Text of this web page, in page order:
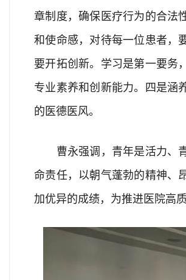
章制度，确保医疗行为的合法
和使命感，对待每一位患者，
要开拓创新。学习是第一要务
专业素养和创新能力。四是涵
的医德医风。
曹永强调，青年是活力、青
命责任，以朝气蓬勃的精神、
加优异的成绩，为推进医院高